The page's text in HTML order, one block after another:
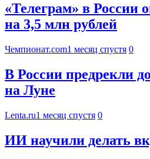
«Телеграм» в России
на 3,5 млн рублей
Чемпионат.com1 месяц спустя 0
В России предрекли
на Луне
Lenta.ru1 месяц спустя 0
ИИ научили делать